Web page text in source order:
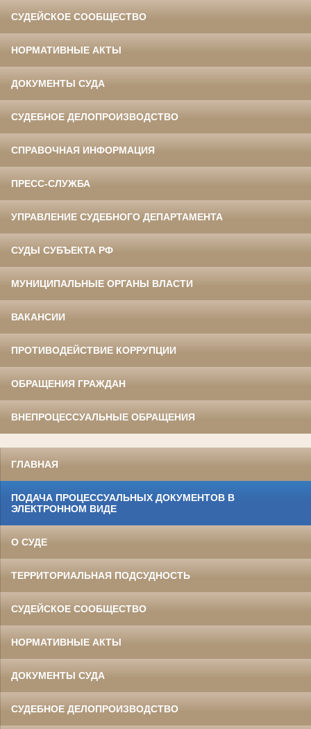
СУДЕЙСКОЕ СООБЩЕСТВО
НОРМАТИВНЫЕ АКТЫ
ДОКУМЕНТЫ СУДА
СУДЕБНОЕ ДЕЛОПРОИЗВОДСТВО
СПРАВОЧНАЯ ИНФОРМАЦИЯ
ПРЕСС-СЛУЖБА
УПРАВЛЕНИЕ СУДЕБНОГО ДЕПАРТАМЕНТА
СУДЫ СУБЪЕКТА РФ
МУНИЦИПАЛЬНЫЕ ОРГАНЫ ВЛАСТИ
ВАКАНСИИ
ПРОТИВОДЕЙСТВИЕ КОРРУПЦИИ
ОБРАЩЕНИЯ ГРАЖДАН
ВНЕПРОЦЕССУАЛЬНЫЕ ОБРАЩЕНИЯ
ГЛАВНАЯ
ПОДАЧА ПРОЦЕССУАЛЬНЫХ ДОКУМЕНТОВ В
ЭЛЕКТРОННОМ ВИДЕ
О СУДЕ
ТЕРРИТОРИАЛЬНАЯ ПОДСУДНОСТЬ
СУДЕЙСКОЕ СООБЩЕСТВО
НОРМАТИВНЫЕ АКТЫ
ДОКУМЕНТЫ СУДА
СУДЕБНОЕ ДЕЛОПРОИЗВОДСТВО